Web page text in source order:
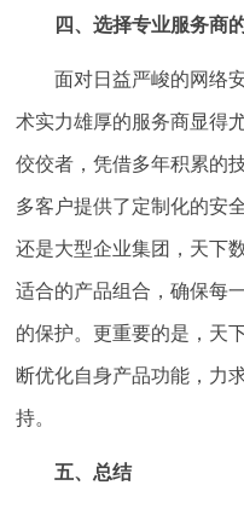
四、选择专业服务商
面对日益严峻的网络
术实力雄厚的服务商显得
佼佼者，凭借多年积累的
多客户提供了定制化的安
还是大型企业集团，天下
适合的产品组合，确保每
的保护。更重要的是，天
断优化自身产品功能，力
持。
五、总结